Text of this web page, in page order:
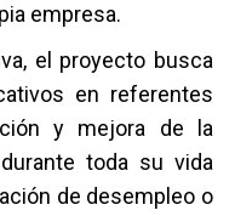
empresa.
el proyecto busca
en referentes
y mejora de la
toda su vida
de desempleo o